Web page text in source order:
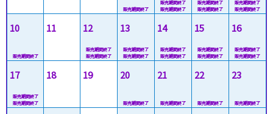
10 11 12 13 14 15 16
17 18 19 20 21 22 23